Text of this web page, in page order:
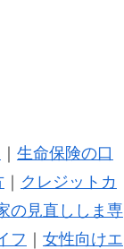
生命保険の口
｜
クレジットカ
の見直ししま専
フ 女性向けエ